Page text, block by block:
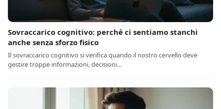
Sovraccarico cognitivo: perché ci sentiamo stanchi
anche senza sforzo fisico
Il sovraccarico cognitivo si verifica quando il nostro cervello deve
gestire troppe informazioni, decisioni…